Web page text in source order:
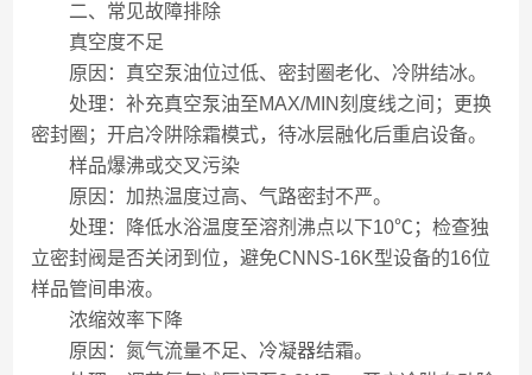
二、常见故障排除
真空度不足
原因：真空泵油位过低、密封圈老化、冷阱结冰。
处理：补充真空泵油至MAX/MIN刻度线之间；更换
密封圈；开启冷阱除霜模式，待冰层融化后重启设备。
样品爆沸或交叉污染
原因：加热温度过高、气路密封不严。
处理：降低水浴温度至溶剂沸点以下10℃；检查独
立密封阀是否关闭到位，避免CNNS-16K型设备的16位
样品管间串液。
浓缩效率下降
原因：氮气流量不足、冷凝器结霜。